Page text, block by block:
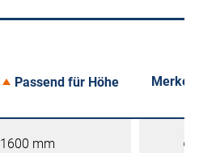
Passend für Höhe Merken
1600 mm